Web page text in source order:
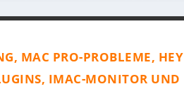
MAC PRO-PROBLEME, HEY
IMAC-MONITOR UND